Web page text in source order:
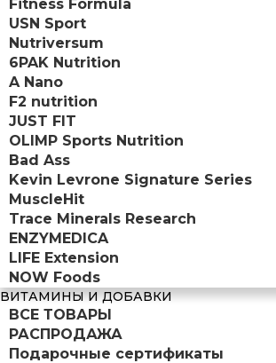
Fitness Formula
USN Sport
Nutriversum
6PAK Nutrition
A Nano
F2 nutrition
JUST FIT
OLIMP Sports Nutrition
Bad Ass
Kevin Levrone Signature Series
MuscleHit
Trace Minerals Research
ENZYMEDICA
LIFE Extension
NOW Foods
ВИТАМИНЫ И ДОБАВКИ
ВСЕ ТОВАРЫ
РАСПРОДАЖА
Подарочные сертификаты